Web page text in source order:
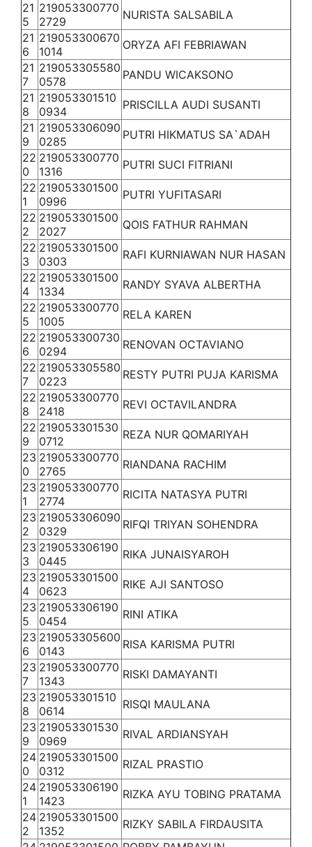
21
5
219053300770
2729
NURISTA SALSABILA
21
6
219053300670
1014
ORYZA AFI FEBRIAWAN
21
7
219053305580
0578
PANDU WICAKSONO
21
8
219053301510
0934
PRISCILLA AUDI SUSANTI
21
9
219053306090
0285
PUTRI HIKMATUS SA`ADAH
22
0
219053300770
1316
PUTRI SUCI FITRIANI
22
1
219053301500
0996
PUTRI YUFITASARI
22
2
219053301500
2027
QOIS FATHUR RAHMAN
22
3
219053301500
0303
RAFI KURNIAWAN NUR HASAN
22
4
219053301500
1334
RANDY SYAVA ALBERTHA
22
5
219053300770
1005
RELA KAREN
22
6
219053300730
0294
RENOVAN OCTAVIANO
22
7
219053305580
0223
RESTY PUTRI PUJA KARISMA
22
8
219053300770
2418
REVI OCTAVILANDRA
22
9
219053301530
0712
REZA NUR QOMARIYAH
23
0
219053300770
2765
RIANDANA RACHIM
23
1
219053300770
2774
RICITA NATASYA PUTRI
23
2
219053306090
0329
RIFQI TRIYAN SOHENDRA
23
3
219053306190
0445
RIKA JUNAISYAROH
23
4
219053301500
0623
RIKE AJI SANTOSO
23
5
219053306190
0454
RINI ATIKA
23
6
219053305600
0143
RISA KARISMA PUTRI
23
7
219053300770
1343
RISKI DAMAYANTI
23
8
219053301510
0614
RISQI MAULANA
23
9
219053301530
0969
RIVAL ARDIANSYAH
24
0
219053301500
0312
RIZAL PRASTIO
24
1
219053306190
1423
RIZKA AYU TOBING PRATAMA
24
2
219053301500
1352
RIZKY SABILA FIRDAUSITA